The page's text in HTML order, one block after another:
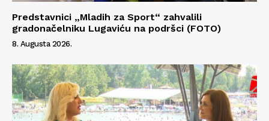
Predstavnici „Mladih za Sport“ zahvalili
gradonačelniku Lugaviću na podršci (FOTO)
8. Augusta 2026.